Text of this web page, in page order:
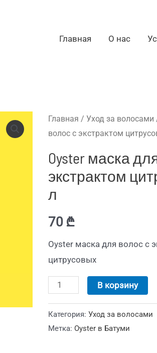
Главная О нас
Главная / Уход за волосами
волос с экстрактом
Oyster маска
экстрактом
л
70 ₾
Oyster маска для волос с
цитрусовых
В корзину
Категория: Уход за волосами
Метка: Oyster в Батуми